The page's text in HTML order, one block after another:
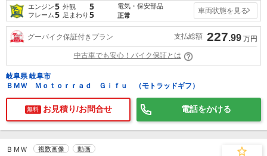
エンジン5 外観 5
フレーム5 足まわり 5
電気・保安部品
正常
車両状態を見る
グーバイク保証付きプラン 支払総額 227.99 万円
中古車でも安心！バイク保証とは
岐阜県 岐阜市
ＢＭＷ Ｍｏｔｏｒｒａｄ Ｇｉｆｕ （モトラッドギフ）
無料 お見積り/お問合せ 電話をかける
ＢＭＷ 複数画像 動画